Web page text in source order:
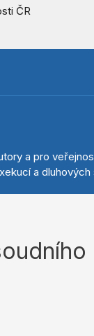
ČR
a pro
a dluhových